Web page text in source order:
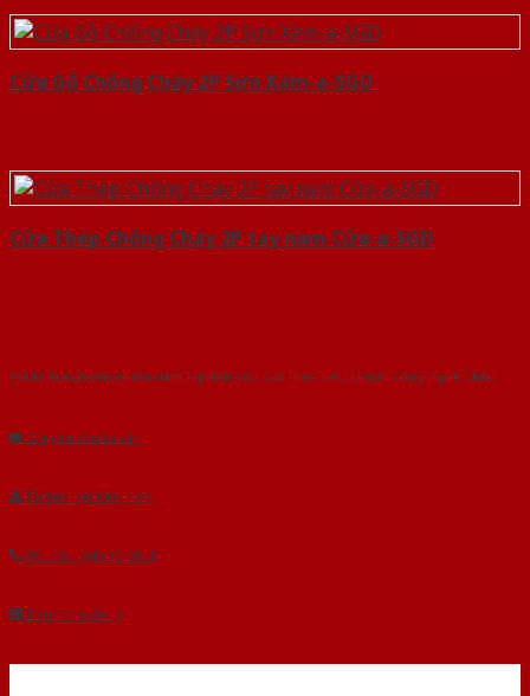
Cửa Gỗ Chống Cháy 2P Sơn Xám-a-SGD
Cửa Thép Chống Cháy 2P tay nam Cửa-a-SGD
Với kinh nghiệm nhiêu năm nghiên cứu cửa theo tiêu chuẩn công nghệ Châu
Gửi yêu cầu tư vấn
Tải báo giá tổng hợp
Yêu cầu gọi lại (3 phút)
Dành cho đại lý